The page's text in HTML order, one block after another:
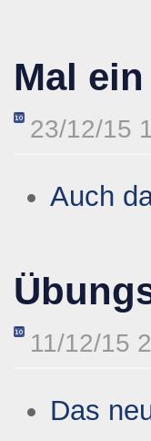
Mal
23/12/15
Auch
11/12/15
Das